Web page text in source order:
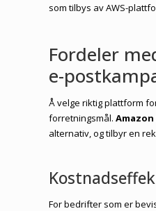
som tilbys av AWS-
Fordeler
e-
Å velge riktig plattform
forretningsmål.Amazon
alternativ, og tilbyr en
For bedrifter som er